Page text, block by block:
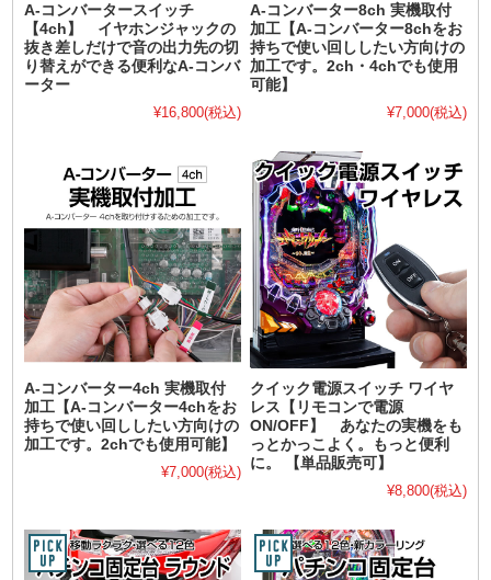
A-コンバータースイッチ
【4ch】 イヤホンジャックの
抜き差しだけで音の出力先の切
り替えができる便利なA-コンバ
ーター
¥16,800(税込)
A-コンバーター8ch 実機取付
加工【A-コンバーター8chをお
持ちで使い回ししたい方向けの
加工です。2ch・4chでも使用
可能】
¥7,000(税込)
A-コンバーター4ch 実機取付
加工【A-コンバーター4chをお
持ちで使い回ししたい方向けの
加工です。2chでも使用可能】
¥7,000(税込)
クイック電源スイッチ ワイヤ
レス【リモコンで電源
ON/OFF】 あなたの実機をも
っとかっこよく。もっと便利
に。 【単品販売可】
¥8,800(税込)